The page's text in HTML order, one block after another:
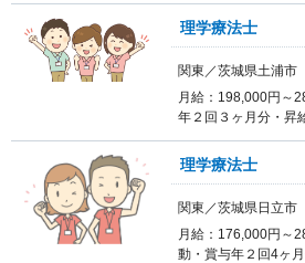
理学療法士
関東／茨城県土浦市
月給：198,000円～
年２回３ヶ月分・昇
理学療法士
関東／茨城県日立市
月給：176,000円～
動・賞与年２回4ヶ